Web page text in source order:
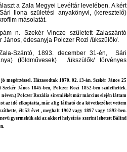
a Zala Megyei Levéltár levelében. A kért
Ilona születési anyakönyvi, (keresztelő)
másolatát.
n. Szekér Vincze született Zalaszántó
édesanyja Polczer Rozi /ükszülők/.
Szántó, 1893. december 31-én, Sári
(földművesek) /ükszülők/ törvényes
megérzéssel. Házasodtak 1870. 02. 13-án. Szekér János 25
János 1845-ben, Polczer Rozi 1852-ben születhettek.
Polczer Rozália síremlékét már március elején láttam
az idő elkoptatta, már alig látható de a következőket vettem
élt 53 évet , meghalt 1902 vagy 1897 vagy 1892-ben.
gyermekük aki az akkori helyeírás szerint lehetett Bálind